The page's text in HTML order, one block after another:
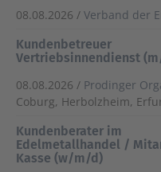
08.08.2026 / Verband der
Kundenbetreuer
Vertriebsinnendienst
08.08.2026 / Prodinger
Coburg, Herbolzheim,
Kundenberater im
Edelmetallhandel /
Kasse (w/m/d)